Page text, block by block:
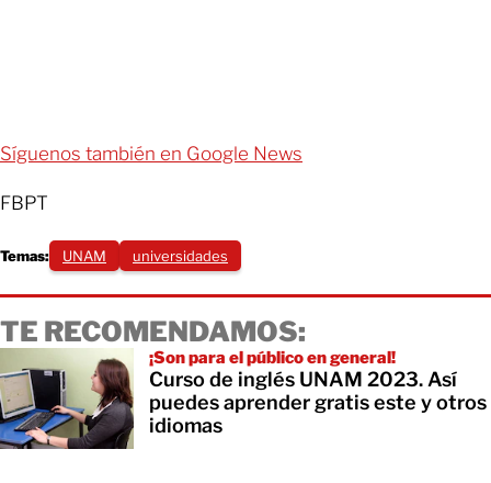
Síguenos también en Google News
FBPT
Temas: UNAM universidades
TE RECOMENDAMOS:
¡Son para el público en general!
Curso de inglés UNAM 2023. Así
puedes aprender gratis este y otros
idiomas